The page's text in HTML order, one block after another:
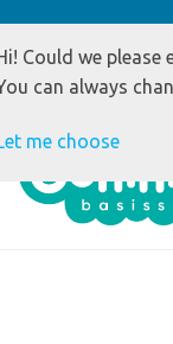
Could we
can always
me choose